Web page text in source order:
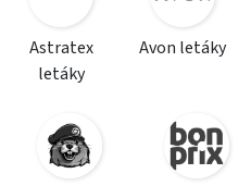
Astratex
letáky
Avon letáky